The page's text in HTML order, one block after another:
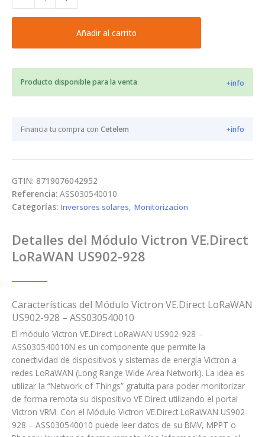
Victron
VE.Direct
cantidad
Añadir al carrito
Producto disponible para la venta +info
Financia tu compra con Cetelem +info
GTIN: 8719076042952
Referencia: ASS030540010
Categorías: Inversores solares, Monitorizacion
Detalles del Módulo Victron VE.Direct
LoRaWAN US902-928
Características del Módulo Victron VE.Direct LoRaWAN
US902-928 – ASS030540010
El módulo Victron VE.Direct LoRaWAN US902-928 –
ASS030540010N es un componente que permite la
conectividad de dispositivos y sistemas de energía Victron a
redes LoRaWAN (Long Range Wide Area Network). La idea es
utilizar la “Network of Things” gratuita para poder monitorizar
de forma remota su dispositivo VE Direct utilizando el portal
Victron VRM. Con el Módulo Victron VE.Direct LoRaWAN US902-
928 – ASS030540010 puede leer datos de su BMV, MPPT o